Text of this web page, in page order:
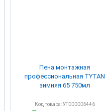
Пена монтажная
профессиональная TYTAN
зимняя 65 750мл
Код товара: УТ000006446